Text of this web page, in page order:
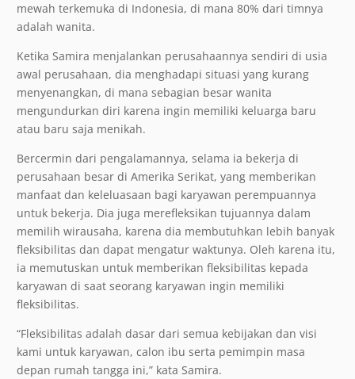
mewah terkemuka di Indonesia, di mana 80% dari timnya
adalah wanita.
Ketika Samira menjalankan perusahaannya sendiri di usia
awal perusahaan, dia menghadapi situasi yang kurang
menyenangkan, di mana sebagian besar wanita
mengundurkan diri karena ingin memiliki keluarga baru
atau baru saja menikah.
Bercermin dari pengalamannya, selama ia bekerja di
perusahaan besar di Amerika Serikat, yang memberikan
manfaat dan keleluasaan bagi karyawan perempuannya
untuk bekerja. Dia juga merefleksikan tujuannya dalam
memilih wirausaha, karena dia membutuhkan lebih banyak
fleksibilitas dan dapat mengatur waktunya. Oleh karena itu,
ia memutuskan untuk memberikan fleksibilitas kepada
karyawan di saat seorang karyawan ingin memiliki
fleksibilitas.
“Fleksibilitas adalah dasar dari semua kebijakan dan visi
kami untuk karyawan, calon ibu serta pemimpin masa
depan rumah tangga ini,” kata Samira.